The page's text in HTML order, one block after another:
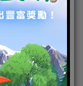
特典的特別
》(日文版)亦